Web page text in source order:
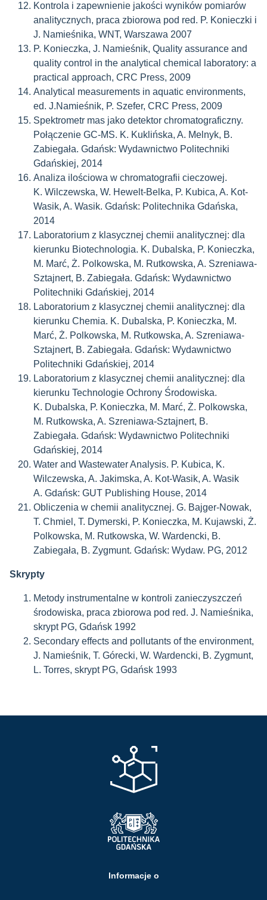
Kontrola i zapewnienie jakości wyników pomiarów
analitycznych, praca zbiorowa pod red. P. Konieczki i
J. Namieśnika, WNT, Warszawa 2007
P. Konieczka, J. Namieśnik, Quality assurance and
quality control in the analytical chemical laboratory: a
practical approach, CRC Press, 2009
Analytical measurements in aquatic environments,
ed. J.Namieśnik, P. Szefer, CRC Press, 2009
Spektrometr mas jako detektor chromatograficzny.
Połączenie GC-MS. K. Kuklińska, A. Melnyk, B.
Zabiegała. Gdańsk: Wydawnictwo Politechniki
Gdańskiej, 2014
Analiza ilościowa w chromatografii cieczowej.
K. Wilczewska, W. Hewelt-Belka, P. Kubica, A. Kot-
Wasik, A. Wasik. Gdańsk: Politechnika Gdańska,
2014
Laboratorium z klasycznej chemii analitycznej: dla
kierunku Biotechnologia. K. Dubalska, P. Konieczka,
M. Marć, Ż. Polkowska, M. Rutkowska, A. Szreniawa-
Sztajnert, B. Zabiegała. Gdańsk: Wydawnictwo
Politechniki Gdańskiej, 2014
Laboratorium z klasycznej chemii analitycznej: dla
kierunku Chemia. K. Dubalska, P. Konieczka, M.
Marć, Ż. Polkowska, M. Rutkowska, A. Szreniawa-
Sztajnert, B. Zabiegała. Gdańsk: Wydawnictwo
Politechniki Gdańskiej, 2014
Laboratorium z klasycznej chemii analitycznej: dla
kierunku Technologie Ochrony Środowiska.
K. Dubalska, P. Konieczka, M. Marć, Ż. Polkowska,
M. Rutkowska, A. Szreniawa-Sztajnert, B.
Zabiegała. Gdańsk: Wydawnictwo Politechniki
Gdańskiej, 2014
Water and Wastewater Analysis. P. Kubica, K.
Wilczewska, A. Jakimska, A. Kot-Wasik, A. Wasik
A. Gdańsk: GUT Publishing House, 2014
Obliczenia w chemii analitycznej. G. Bajger-Nowak,
T. Chmiel, T. Dymerski, P. Konieczka, M. Kujawski, Ż.
Polkowska, M. Rutkowska, W. Wardencki, B.
Zabiegała, B. Zygmunt. Gdańsk: Wydaw. PG, 2012
Skrypty
Metody instrumentalne w kontroli zanieczyszczeń
środowiska, praca zbiorowa pod red. J. Namieśnika,
skrypt PG, Gdańsk 1992
Secondary effects and pollutants of the environment,
J. Namieśnik, T. Górecki, W. Wardencki, B. Zygmunt,
L. Torres, skrypt PG, Gdańsk 1993
Informacje o